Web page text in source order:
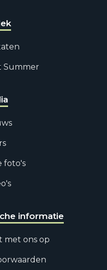
Summer
foto's
informatie
met ons op